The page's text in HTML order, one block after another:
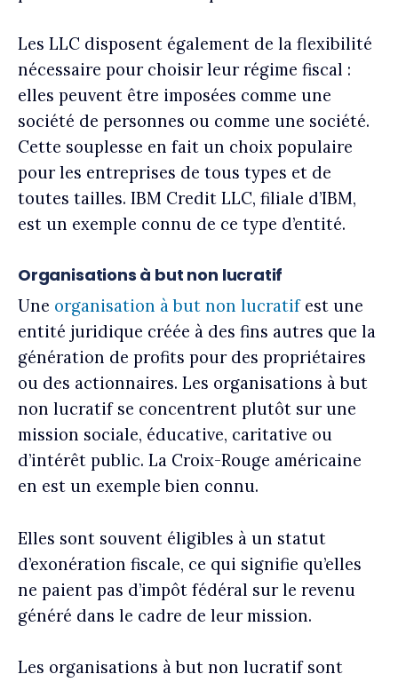
Les LLC disposent également de la flexibilité
nécessaire pour choisir leur régime fiscal :
elles peuvent être imposées comme une
société de personnes ou comme une société.
Cette souplesse en fait un choix populaire
pour les entreprises de tous types et de
toutes tailles. IBM Credit LLC, filiale d’IBM,
est un exemple connu de ce type d’entité.
Organisations à but non lucratif
Une organisation à but non lucratifest une
entité juridique créée à des fins autres que la
génération de profits pour des propriétaires
ou des actionnaires. Les organisations à but
non lucratif se concentrent plutôt sur une
mission sociale, éducative, caritative ou
d’intérêt public. La Croix-Rouge américaine
en est un exemple bien connu.
Elles sont souvent éligibles à un statut
d’exonération fiscale, ce qui signifie qu’elles
ne paient pas d’impôt fédéral sur le revenu
généré dans le cadre de leur mission.
Les organisations à but non lucratif sont